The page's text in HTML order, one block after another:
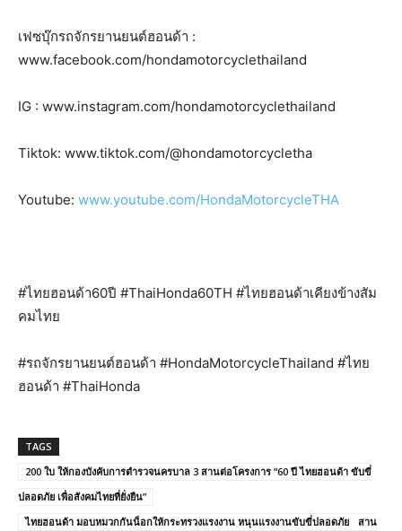
เฟซบุ๊กรถจักรยานยนต์ฮอนด้า :
www.facebook.com/hondamotorcyclethailand
IG : www.instagram.com/hondamotorcyclethailand
Tiktok: www.tiktok.com/@hondamotorcycletha
Youtube: www.youtube.com/HondaMotorcycleTHA
#ไทยฮอนด้า60ปี #ThaiHonda60TH #ไทยฮอนด้าเคียงข้างสัม
คมไทย
#รถจักรยานยนต์ฮอนด้า #HondaMotorcycleThailand #ไทย
ฮอนด้า #ThaiHonda
TAGS
200 ใบ ให้กองบังคับการตำรวจนครบาล 3 สานต่อโครงการ “60 ปี ไทยฮอนด้า ขับขี่
ปลอดภัย เพื่อสังคมไทยที่ยั่งยืน”
ไทยฮอนด้า มอบหมวกกันน็อกให้กระทรวงแรงงาน หนุนแรงงานขับขี่ปลอดภัย สาน